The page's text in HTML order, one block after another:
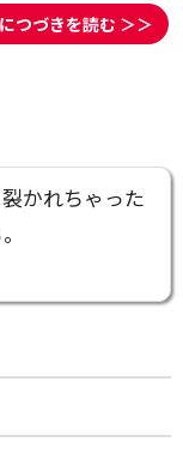
つづきを読む ＞＞
かれちゃった